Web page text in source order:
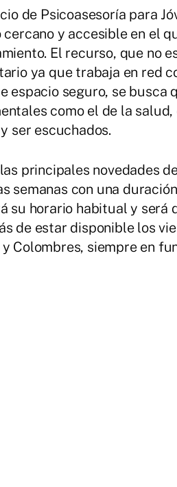
de Psicoasesoría para
cercano y accesible en el
El recurso, que no
ya que trabaja en red
espacio seguro, se busca
como el de la
ser escuchados.
principales novedades
semanas con una
su horario habitual y será
de estar disponible los
y Colombres, siempre en